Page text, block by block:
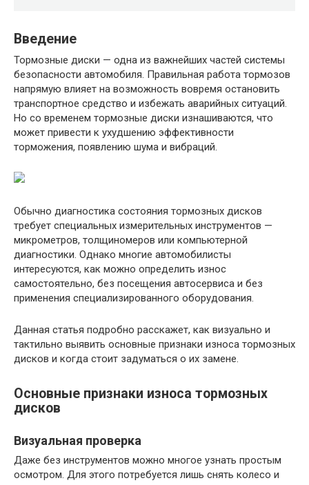
Введение
Тормозные диски — одна из важнейших частей системы
безопасности автомобиля. Правильная работа тормозов
напрямую влияет на возможность вовремя остановить
транспортное средство и избежать аварийных ситуаций.
Но со временем тормозные диски изнашиваются, что
может привести к ухудшению эффективности
торможения, появлению шума и вибраций.
Обычно диагностика состояния тормозных дисков
требует специальных измерительных инструментов —
микрометров, толщиномеров или компьютерной
диагностики. Однако многие автомобилисты
интересуются, как можно определить износ
самостоятельно, без посещения автосервиса и без
применения специализированного оборудования.
Данная статья подробно расскажет, как визуально и
тактильно выявить основные признаки износа тормозных
дисков и когда стоит задуматься о их замене.
Основные признаки износа тормозных
дисков
Визуальная проверка
Даже без инструментов можно многое узнать простым
осмотром. Для этого потребуется лишь снять колесо и